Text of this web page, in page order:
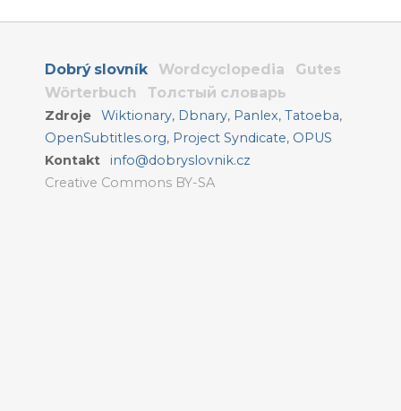
Dobrý slovník Wordcyclopedia
Gutes
Wörterbuch
Толстый словарь
Zdroje Wiktionary, Dbnary, Panlex,Tatoeba,
OpenSubtitles.org, Project Syndicate, OPUS
Kontakt
info@dobryslovnik.cz
Creative Commons BY-SA